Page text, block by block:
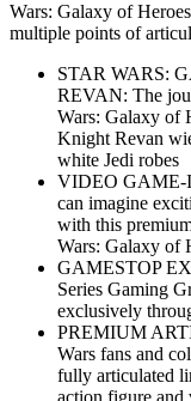
Wars: Galaxy of
multiple points of
STAR WARS:
REVAN: The
Wars: Galaxy of
Knight Revan
white Jedi robes
VIDEO GAME-
can imagine
with this
Wars: Galaxy of
GAMESTOP
Series Gaming
exclusively
PREMIUM
Wars fans and
fully articulated
action figure and